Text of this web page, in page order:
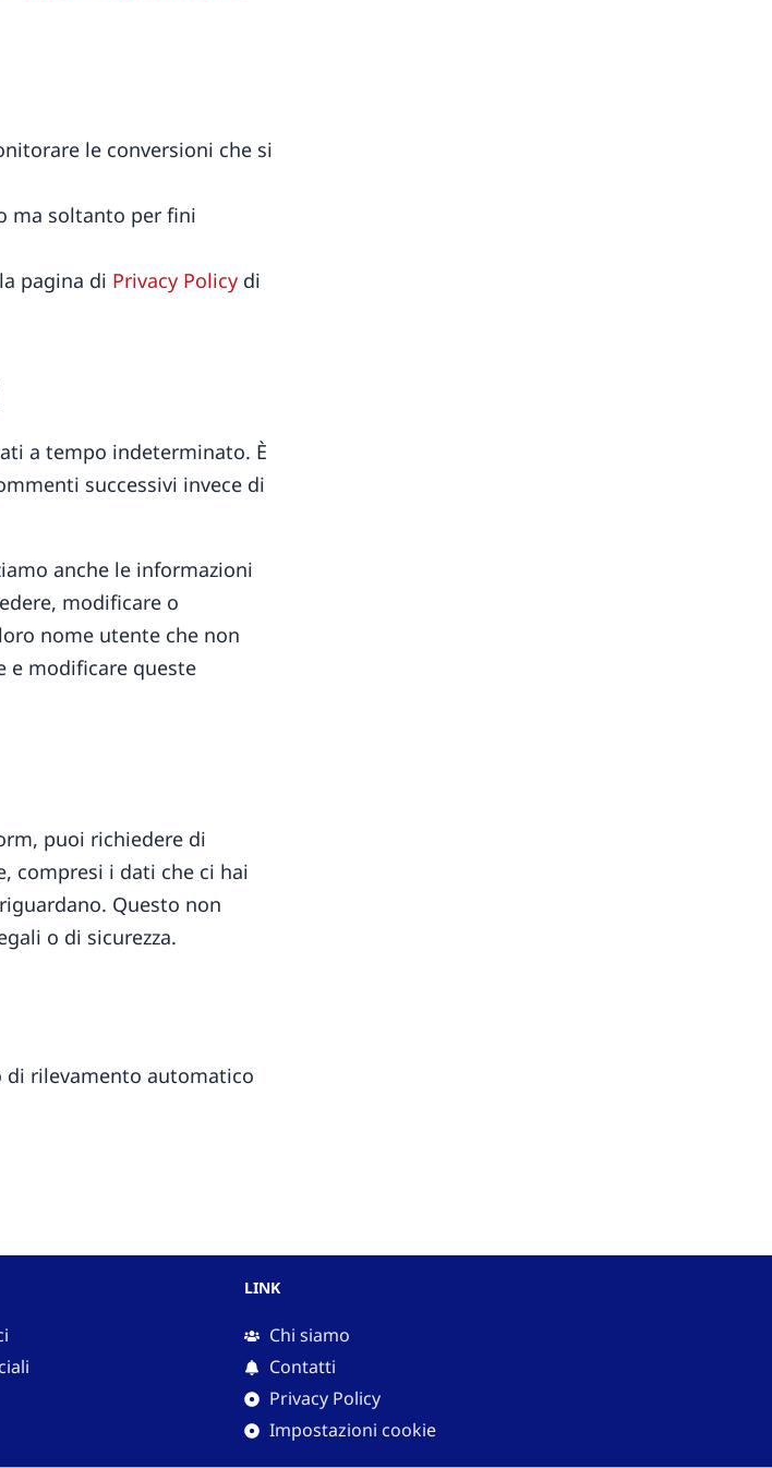
le conversioni che si
ma soltanto per fini
pagina di Privacy Policy di
a tempo indeterminato. È
successivi invece di
anche le informazioni
modificare o
nome utente che non
e modificare queste
puoi richiedere di
compresi i dati che ci hai
Questo non
o di sicurezza.
rilevamento automatico
LINK
Chi siamo
Contatti
Privacy Policy
Impostazioni cookie